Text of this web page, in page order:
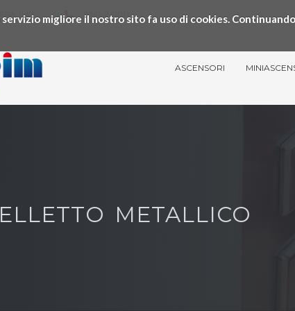
migliore il nostro sito fa uso di cookies.
(LC) 0341-241011
ASCENSORI
METALLICO